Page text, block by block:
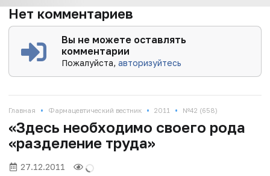
Нет комментариев
Вы не можете оставлять
комментарии
Пожалуйста,авторизуйтесь
Главная • Фармацевтический вестник • 2011 • №42 (658)
«Здесь необходимо своего рода
«разделение труда»
27.12.2011